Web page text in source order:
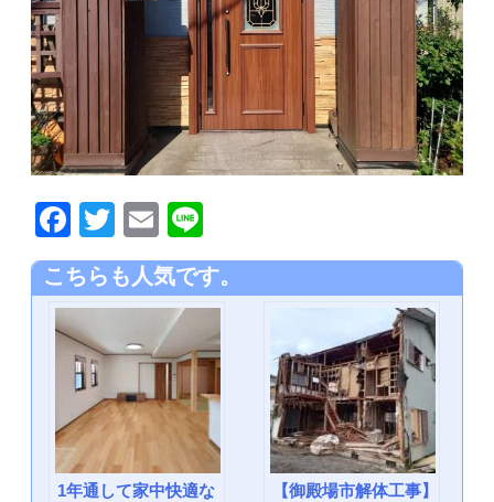
F
a
c
e
b
o
o
k
T
wi
tt
E
m
ail
n
e
こちらも人気です。
1年通して家中快適な
【御殿場市解体工事】